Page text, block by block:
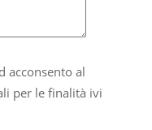
acconsento al
per le finalità ivi